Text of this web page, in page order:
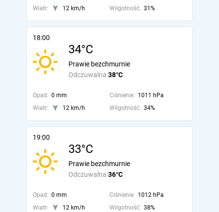
Wiatr:
12 km/h Wilgotność: 31%
18:00
34°C
Odczuwalna 38°C
Prawie bezchmurnie
Opad: 0 mm Ciśnienie: 1011 hPa
Wiatr:
12 km/h Wilgotność: 34%
19:00
33°C
Odczuwalna 36°C
Prawie bezchmurnie
Opad: 0 mm Ciśnienie: 1012 hPa
Wiatr:
12 km/h Wilgotność: 38%